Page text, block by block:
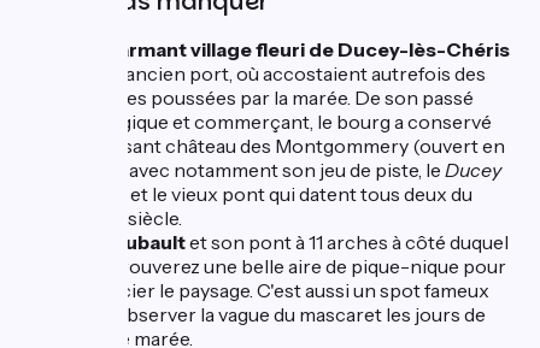
Le charmant village fleuri de Ducey-lès-Chéris
est un ancien port, où accostaient autrefois des
gabarres poussées par la marée. De son passé
stratégique et commerçant, le bourg a conservé
l'imposant château des Montgommery (ouvert en
saison avec notamment son jeu de piste, le Ducey
) et le vieux pont qui datent tous deux du
17ème siècle.
Pontaubaultet son pont à 11 arches à côté duquel
vous trouverez une belle aire de pique-nique pour
apprécier le paysage. C'est aussi un spot fameux
pour observer la vague du mascaret les jours de
grande marée.